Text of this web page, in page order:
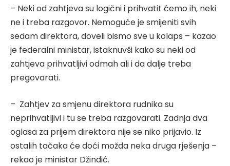
– Neki od zahtjeva su logični i prihvatit ćemo ih, neki
ne i treba razgovor. Nemoguće je smijeniti svih
sedam direktora, doveli bismo sve u kolaps – kazao
je federalni ministar, istaknuvši kako su neki od
zahtjeva prihvatljivi odmah ali i da dalje treba
pregovarati.
– Zahtjev za smjenu direktora rudnika su
neprihvatljivi i tu se treba razgovarati. Zadnja dva
oglasa za prijem direktora nije se niko prijavio. Iz
ostalih tačaka će doći možda neka druga rješenja –
rekao je ministar Džindić.